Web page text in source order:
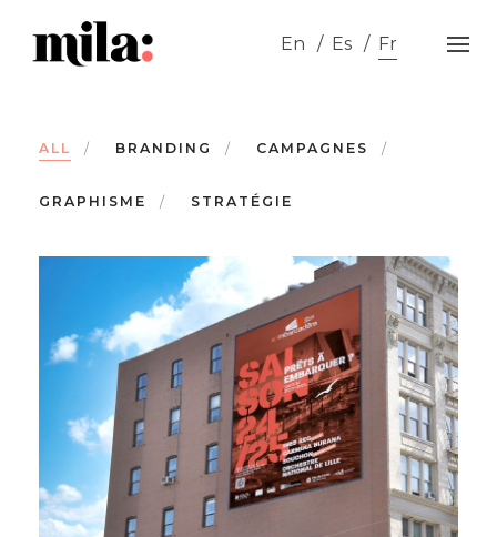
content
En Es Fr
ALL BRANDING CAMPAGNES
GRAPHISME STRATÉGIE